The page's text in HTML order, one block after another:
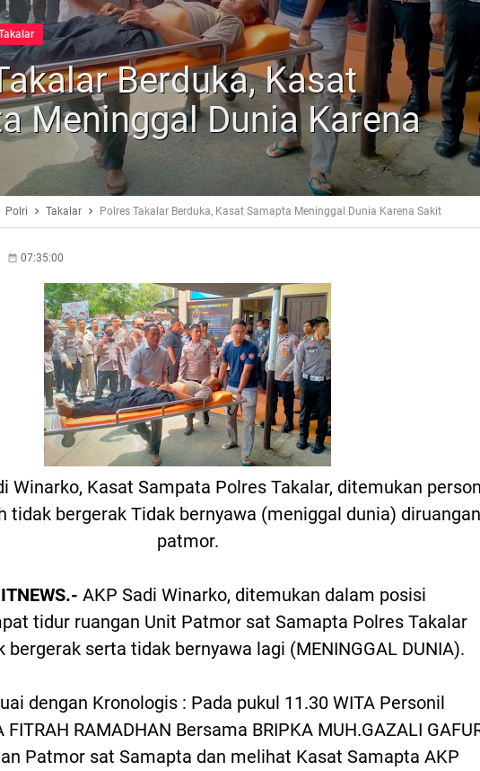
Berduka, Kasat
Meninggal Dunia Karena
Polri Takalar Polres Takalar Berduka, Kasat Samapta Meninggal Dunia Karena Sakit
07:35:00
Winarko, Kasat Sampata Polres Takalar, ditemukan
tidak bergerak Tidak bernyawa (meniggal dunia) diruangan
patmor.
AKP Sadi Winarko, ditemukan dalam posisi
tidur ruangan Unit Patmor sat Samapta Polres Takalar
bergerak serta tidak bernyawa lagi (MENINGGAL DUNIA).
dengan Kronologis : Pada pukul 11.30 WITA Personil
FITRAH RAMADHAN Bersama BRIPKA MUH.GAZALI
Patmor sat Samapta dan melihat Kasat Samapta AKP